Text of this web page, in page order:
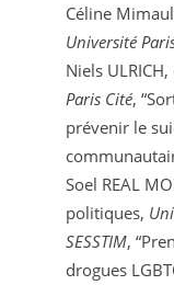
Céline
Université
Niels
Paris Cité,
prévenir le
Soel REAL
politiques,
SESSTIM,
drogues